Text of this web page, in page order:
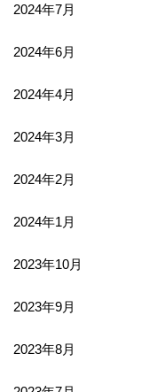
2024年7月
2024年6月
2024年4月
2024年3月
2024年2月
2024年1月
2023年10月
2023年9月
2023年8月